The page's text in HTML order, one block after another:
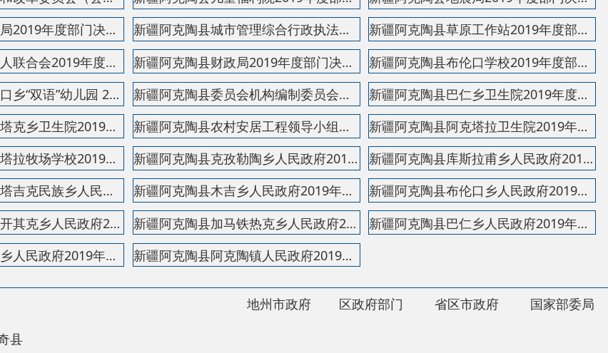
国家部委局
省区市政府
区政府部门
地州市政府
网举报中心
于我们